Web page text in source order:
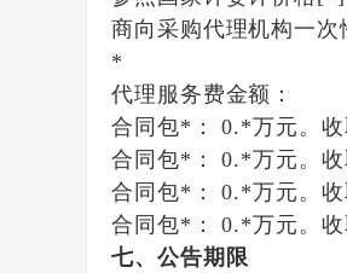
商向采购代理机构一次
*
代理服务费金额：
合同包*：
0.*万元。 收
合同包*：
0.*万元。 收
合同包*：
0.*万元。 收
合同包*：
0.*万元。 收
七、公告期限